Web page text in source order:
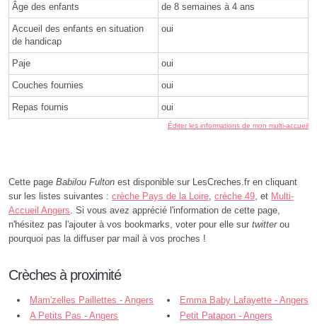
Âge des enfants de 8 semaines à 4 ans
Accueil des enfants en situation
de handicap
oui
Paje oui
Couches fournies oui
Repas fournis oui
Éditer les informations de mon multi-accueil
Cette page Babilou Fulton est disponible sur LesCreches.fr en cliquant
sur les listes suivantes : crèche Pays de la Loire crèche 49 , et Multi-
Accueil Angers . Si vous avez apprécié l'information de cette page,
n'hésitez pas l'ajouter à vos bookmarks, voter pour elle sur twitterou
pourquoi pas la diffuser par mail à vos proches !
Crèches à proximité
Mam'zelles Paillettes - Angers
Emma Baby Lafayette - Angers
A Petits Pas - Angers
Petit Patapon - Angers